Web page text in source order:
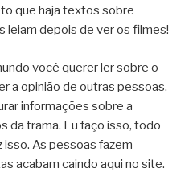
que haja textos sobre
leiam depois de ver os filmes!
você querer ler sobre o
a opinião de outras pessoas,
informações sobre a
da trama. Eu faço isso, todo
isso. As pessoas fazem
acabam caindo aqui no site.